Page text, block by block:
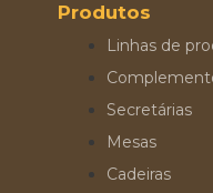
Produtos
Linhas de
Secretárias
Mesas
Cadeiras